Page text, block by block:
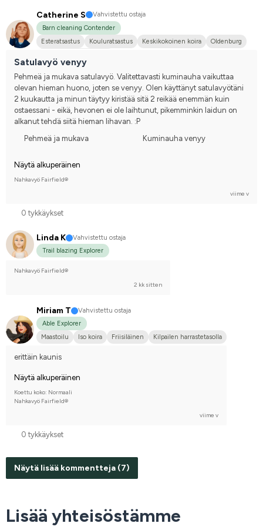
Catherine S
Vahvistettu ostaja
Barn cleaning Contender
Esteratsastus
Kouluratsastus Keskikokoinen koira
Oldenburg
Satulavyö venyy
Pehmeä ja mukava satulavyö. Valitettavasti kuminauha vaikuttaa
olevan hieman huono, joten se venyy. Olen käyttänyt satulavyötäni
2 kuukautta ja minun täytyy kiristää sitä 2 reikää enemmän kuin
ostaessani - eikä, hevonen ei ole laihtunut, pikemminkin laidun on
alkanut tehdä siitä hieman lihavan. :P
Pehmeä ja mukava
Kuminauha venyy
Näytä alkuperäinen
Nahkavyö Fairfield®
viime v
0 tykkäykset
Linda K
Vahvistettu ostaja
Trail blazing Explorer
Nahkavyö Fairfield®
2 kk sitten
Miriam T
Vahvistettu ostaja
Able Explorer
Maastoilu
Iso koira Friisiläinen Kilpailen harrastetasolla
erittäin kaunis
Näytä alkuperäinen
Koettu koko: Normaali
Nahkavyö Fairfield®
viime v
0 tykkäykset
Näytä lisää kommentteja (7)
Lisää yhteisöstämme